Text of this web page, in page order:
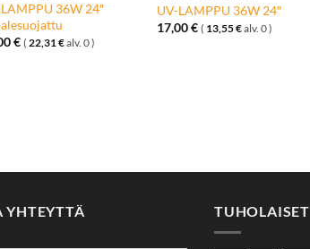
36W 24″
€ ( 22,31€alv. 0 )
UV-LAMPPU 36W 24″
17,00€ ( 13,55€alv. 0 )
YHTEYTTÄ TUHOLAISET